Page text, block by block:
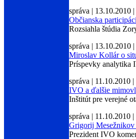
správa | 13.10.2010
Občianska
Rozsiahla štúdia
správa | 13.10.2010
Miroslav Kollár o
Príspevky analytika
správa | 11.10.2010
IVO a ďalšie
Inštitút pre verejné
správa | 11.10.2010
Grigorij Mesežnikov
Prezident IVO